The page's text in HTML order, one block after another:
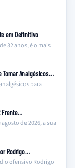
em Definitivo
32 anos, é o mais
Tomar Analgésicos…
para
Frente…
de 2026, a sua
Rodrigo…
ofensivo Rodrigo